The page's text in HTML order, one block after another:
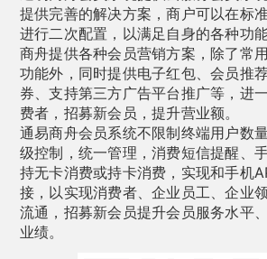
提供完善的解决方案，商户可以在标
进行二次配置，以满足自身的各种功
商舟提供各种会员营销方案，除了常
功能外，同时提供电子红包、会员推
券、支持第三方广告平台推广等，进
费者，招募新会员，提升营业额。
通易商舟会员系统不限制终端用户数
级控制，统一管理，消费短信提醒、
持无卡消费或持卡消费，实现和手机
接，以实现消费者、企业员工、企业
流通，招募新会员提升会员服务水平
业绩。